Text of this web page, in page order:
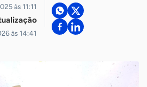
às 11:11
às 14:41